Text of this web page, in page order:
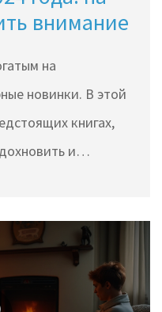
внимание
на
новинки. В этой
книгах,
и
авторов, готовых
какие книги
чтения на 2024